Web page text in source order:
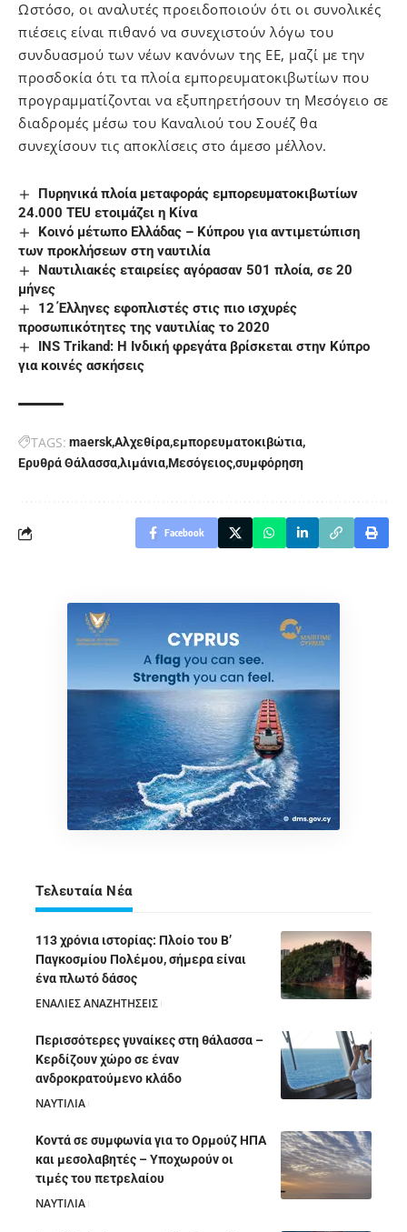
Ωστόσο, οι αναλυτές προειδοποιούν ότι οι συνολικές
πιέσεις είναι πιθανό να συνεχιστούν λόγω του
συνδυασμού των νέων κανόνων της ΕΕ, μαζί με την
προσδοκία ότι τα πλοία εμπορευματοκιβωτίων που
προγραμματίζονται να εξυπηρετήσουν τη Μεσόγειο σε
διαδρομές μέσω του Καναλιού του Σουέζ θα
συνεχίσουν τις αποκλίσεις στο άμεσο μέλλον.
Πυρηνικά πλοία μεταφοράς εμπορευματοκιβωτίων
24.000 TEU ετοιμάζει η Κίνα
Kοινό μέτωπο Ελλάδας – Κύπρου για αντιμετώπιση
των προκλήσεων στη ναυτιλία
Ναυτιλιακές εταιρείες αγόρασαν 501 πλοία, σε 20
μήνες
12 Έλληνες εφοπλιστές στις πιο ισχυρές
προσωπικότητες της ναυτιλίας το 2020
INS Trikand: Η Ινδική φρεγάτα βρίσκεται στην Κύπρο
για κοινές ασκήσεις
TAGS: maerskΑλχεθίραεμπορευματοκιβώτια
Ερυθρά ΘάλασσαλιμάνιαΜεσόγειοςσυμφόρηση
Facebook
Τελευταία Νέα
113 χρόνια ιστορίας: Πλοίο του Β’
Παγκοσμίου Πολέμου, σήμερα είναι
ένα πλωτό δάσος
ΕΝΑΛΙΕΣ ΑΝΑΖΗΤΗΣΕΙΣ
Περισσότερες γυναίκες στη θάλασσα –
Κερδίζουν χώρο σε έναν
ανδροκρατούμενο κλάδο
ΝΑΥΤΙΛΙΑ
Κοντά σε συμφωνία για το Ορμούζ ΗΠΑ
και μεσολαβητές – Υποχωρούν οι
τιμές του πετρελαίου
ΝΑΥΤΙΛΙΑ